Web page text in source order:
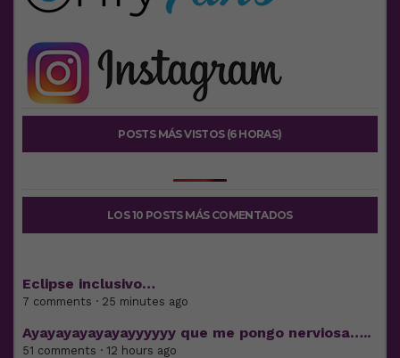
POSTS MÁS VISTOS (6 HORAS)
LOS 10 POSTS MÁS COMENTADOS
Eclipse inclusivo…
7 comments · 25 minutes ago
Ayayayayayayayyyyyy que me pongo nerviosa…..
51 comments · 12 hours ago